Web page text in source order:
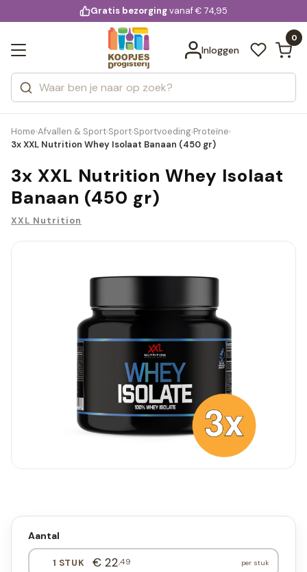
voor 20:00 uur besteld
Gratis bezorgingvanaf € 74,95
Inloggen
0
Zoeken
Categorieën
Merken
Bekijk alle resultaten
Home›Afvallen & Sport›Sport›Sportvoeding›Proteïne›
3x XXL Nutrition Whey Isolaat Banaan (450 gr)
3x XXL Nutrition Whey Isolaat
Banaan (450 gr)
XXL Nutrition
Aantal
1 STUK € 22,49 per stuk